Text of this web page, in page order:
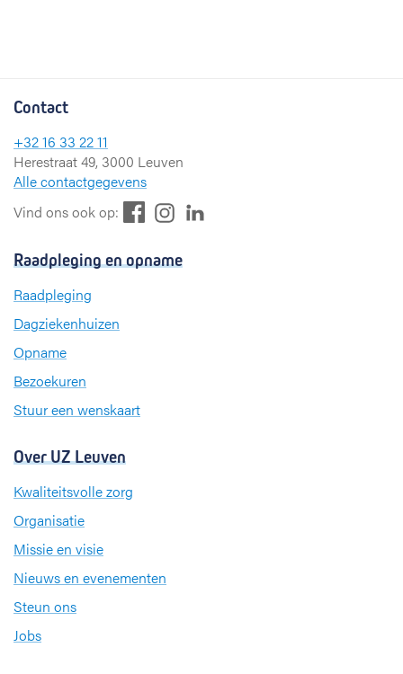
Contact
+32 16 33 22 11
Herestraat 49, 3000 Leuven
Alle contactgegevens
Vind ons ook op:
e
t
Raadpleging en opname
Raadpleging
Dagziekenhuizen
Opname
Bezoekuren
Stuur een wenskaart
Over UZ Leuven
Kwaliteitsvolle zorg
Organisatie
Missie en visie
Nieuws en evenementen
Steun ons
Jobs